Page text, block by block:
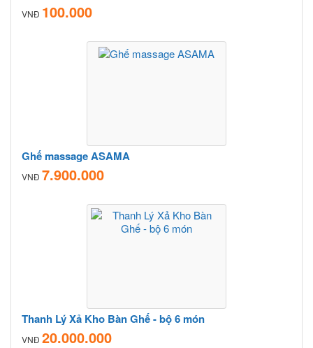
VNĐ 100.000
Ghế massage ASAMA
VNĐ 7.900.000
Thanh Lý Xả Kho Bàn Ghế - bộ 6 món
VNĐ 20.000.000